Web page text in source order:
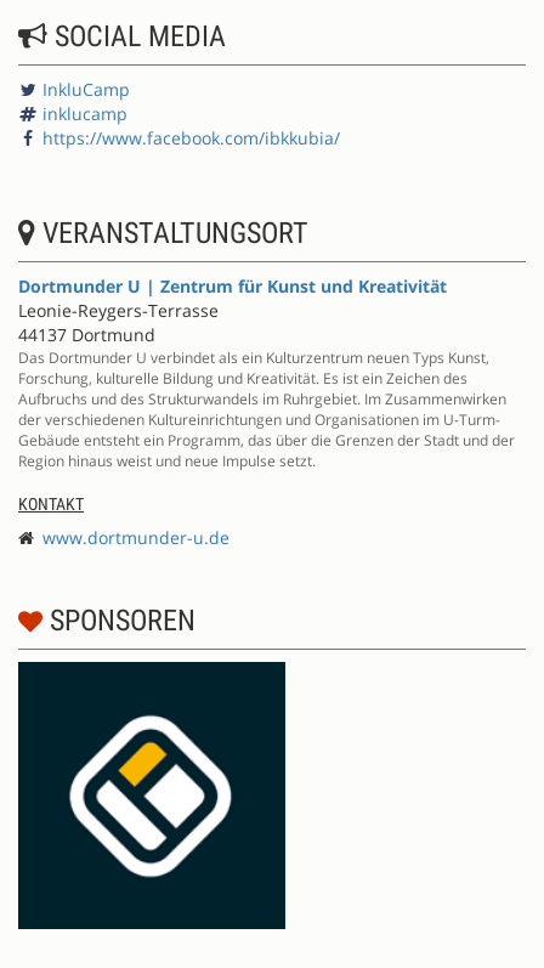
SOCIAL MEDIA
InkluCamp
inklucamp
https://www.facebook.com/ibkkubia/
VERANSTALTUNGSORT
Dortmunder U | Zentrum für Kunst und Kreativität
Leonie-Reygers-Terrasse
44137 Dortmund
Das Dortmunder U verbindet als ein Kulturzentrum neuen Typs Kunst,
Forschung, kulturelle Bildung und Kreativität. Es ist ein Zeichen des
Aufbruchs und des Strukturwandels im Ruhrgebiet. Im Zusammenwirken
der verschiedenen Kultureinrichtungen und Organisationen im U-Turm-
Gebäude entsteht ein Programm, das über die Grenzen der Stadt und der
Region hinaus weist und neue Impulse setzt.
KONTAKT
www.dortmunder-u.de
SPONSOREN